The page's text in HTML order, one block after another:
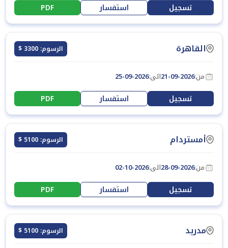
تسجيل استفسار PDF
القاهرة الرسوم: 3300 $
من:21-09-2026الى:25-09-2026
تسجيل استفسار PDF
أمستردام الرسوم: 5100 $
من:28-09-2026الى:02-10-2026
تسجيل استفسار PDF
مدريد الرسوم: 5100 $